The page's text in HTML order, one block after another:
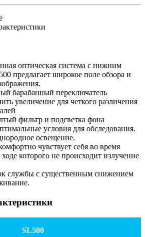
оптическая система с нижним
предлагает широкое поле обзора и
барабанный переключатель
увеличение для четкого различения
фильтр и подсветка фона
условия для обследования.
освещение.
чувствует себя во время
которого не происходит излучение
службы с существенным снижением
SL500